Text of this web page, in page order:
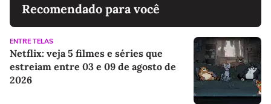
Recomendado para você
ENTRE TELAS
Netflix: veja 5 filmes e séries que
estreiam entre 03 e 09 de agosto de
2026